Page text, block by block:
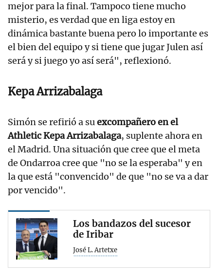
mejor para la final. Tampoco tiene mucho
misterio, es verdad que en liga estoy en
dinámica bastante buena pero lo importante es
el bien del equipo y si tiene que jugar Julen así
será y si juego yo así será", reflexionó.
Kepa Arrizabalaga
Simón se refirió a suexcompañero en el
Athletic Kepa Arrizabalaga, suplente ahora en
el Madrid. Una situación que cree que el meta
de Ondarroa cree que "no se la esperaba" y en
la que está "convencido" de que "no se va a dar
por vencido".
Los bandazos del sucesor
de Iribar
José L. Artetxe